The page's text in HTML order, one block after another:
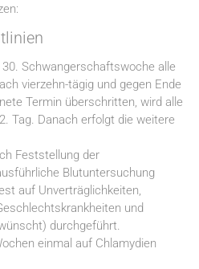
Schwangerschaftswoche alle
vierzehn-tägig und gegen Ende
Termin überschritten, wird alle
Tag. Danach erfolgt die weitere
Feststellung der
Blutuntersuchung
auf Unverträglichkeiten,
und
durchgeführt.
einmal auf Chlamydien